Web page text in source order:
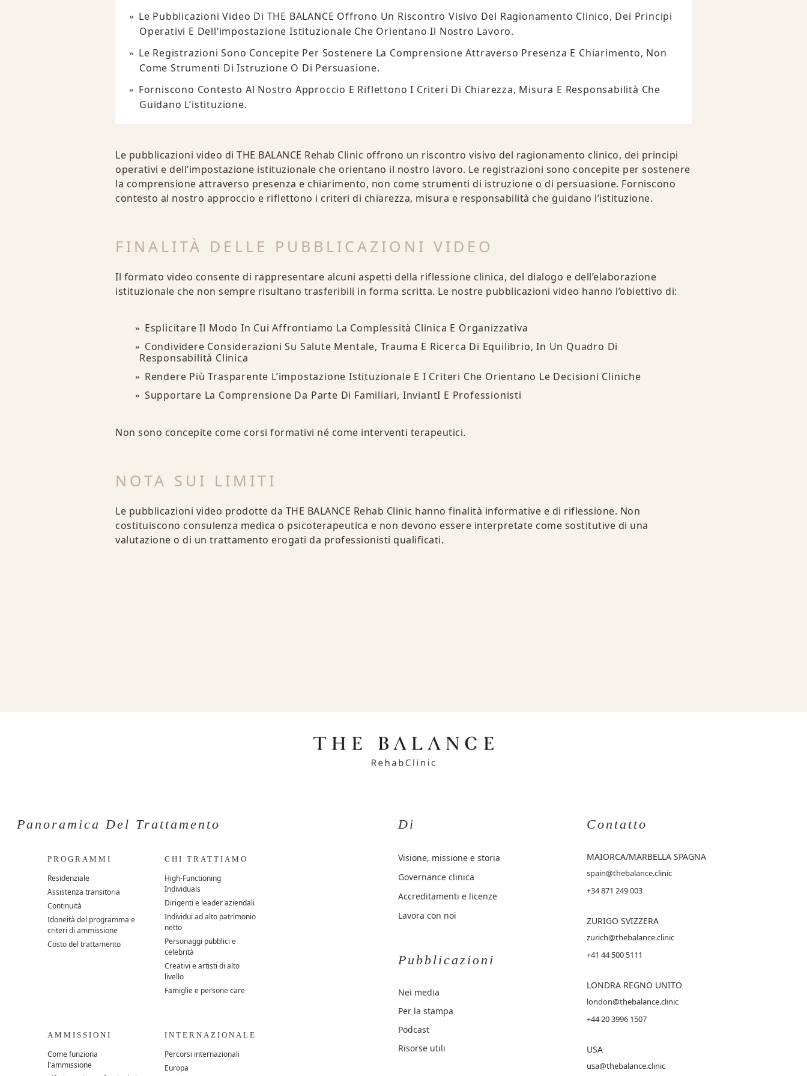
Le Pubblicazioni Video Di THE BALANCE Offrono Un Riscontro Visivo Del Ragionamento Clinico, Dei Principi
Operativi E Dell’impostazione Istituzionale Che Orientano Il Nostro Lavoro.
Le Registrazioni Sono Concepite Per Sostenere La Comprensione Attraverso Presenza E Chiarimento, Non
Come Strumenti Di Istruzione O Di Persuasione.
Forniscono Contesto Al Nostro Approccio E Riflettono I Criteri Di Chiarezza, Misura E Responsabilità Che
Guidano L’istituzione.
Le pubblicazioni video di THE BALANCE Rehab Clinic offrono un riscontro visivo del ragionamento clinico, dei principi
operativi e dell’impostazione istituzionale che orientano il nostro lavoro. Le registrazioni sono concepite per sostenere
la comprensione attraverso presenza e chiarimento, non come strumenti di istruzione o di persuasione. Forniscono
contesto al nostro approccio e riflettono i criteri di chiarezza, misura e responsabilità che guidano l’istituzione.
FINALITÀ DELLE PUBBLICAZIONI VIDEO
Il formato video consente di rappresentare alcuni aspetti della riflessione clinica, del dialogo e dell’elaborazione
istituzionale che non sempre risultano trasferibili in forma scritta. Le nostre pubblicazioni video hanno l’obiettivo di:
Esplicitare Il Modo In Cui Affrontiamo La Complessità Clinica E Organizzativa
Condividere Considerazioni Su Salute Mentale, Trauma E Ricerca Di Equilibrio, In Un Quadro Di
Responsabilità Clinica
Rendere Più Trasparente L’impostazione Istituzionale E I Criteri Che Orientano Le Decisioni Cliniche
Supportare La Comprensione Da Parte Di Familiari, InviantI E Professionisti
Non sono concepite come corsi formativi né come interventi terapeutici.
NOTA SUI LIMITI
Le pubblicazioni video prodotte da THE BALANCE Rehab Clinic hanno finalità informative e di riflessione. Non
costituiscono consulenza medica o psicoterapeutica e non devono essere interpretate come sostitutive di una
valutazione o di un trattamento erogati da professionisti qualificati.
Panoramica Del Trattamento
PROGRAMMI
Residenziale
Assistenza transitoria
Continuità
Idoneità del programma e
criteri di ammissione
Costo del trattamento
CHI TRATTIAMO
High-Functioning
Individuals
Dirigenti e leader aziendali
Individui ad alto patrimonio
netto
Personaggi pubblici e
celebrità
Creativi e artisti di alto
livello
Famiglie e persone care
AMMISSIONI
Come funziona
l'ammissione
INTERNAZIONALE
Percorsi internazionali
Europa
Di
Visione, missione e storia
Governance clinica
Accreditamenti e licenze
Lavora con noi
Pubblicazioni
Nei media
Per la stampa
Podcast
Risorse utili
Contatto
MAIORCA/MARBELLA SPAGNA
spain@thebalance.clinic
+34 871 249 003
ZURIGO SVIZZERA
zurich@thebalance.clinic
+41 44 500 5111
LONDRA REGNO UNITO
london@thebalance.clinic
+44 20 3996 1507
USA
usa@thebalance.clinic